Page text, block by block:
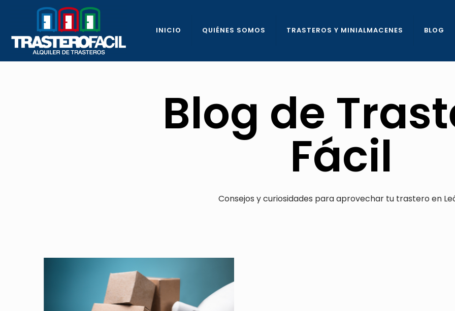
INICIO QUIÉNES SOMOS TRASTEROS Y MINIALMACENES BLOG
Blog de
Fácil
Consejos y curiosidades para aprovechar tu trastero en